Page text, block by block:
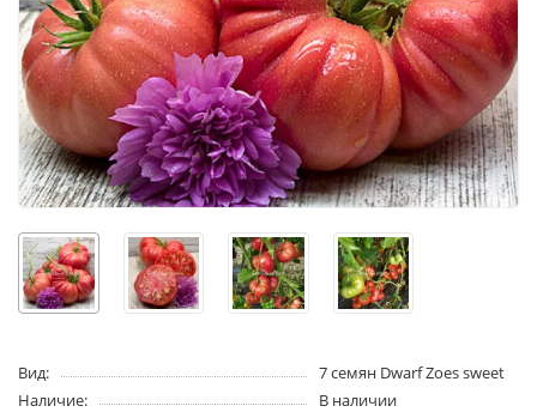
Вид:
7 семян Dwarf Zoes sweet
Наличие:
В наличии